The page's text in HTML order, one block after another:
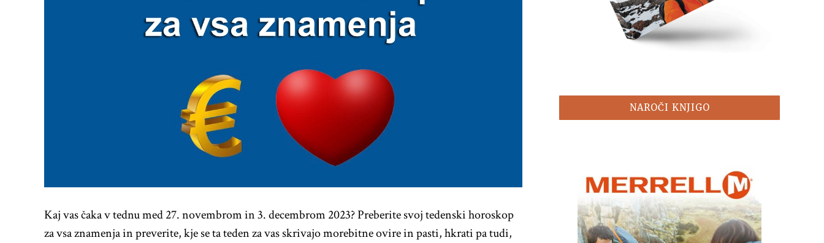
Kaj vas čaka v tednu med 27. novembrom in 3. decembrom 2023? Preberite svoj tedenski horoskop
za vsa znamenja in preverite, kje se ta teden za vas skrivajo morebitne ovire in pasti, hkrati pa tudi,
NAROČI KNJIGO